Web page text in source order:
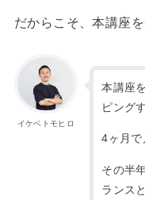
だからこそ、本講座
イケベトモヒロ
本講座
ピング
4ヶ月で
その半
ランス